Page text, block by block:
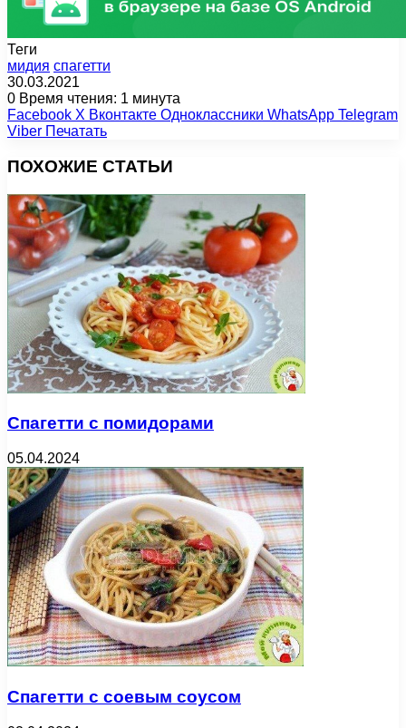
Теги
мидия спагетти
30.03.2021
0 Время чтения: 1 минута
Facebook X Вконтакте Одноклассники WhatsApp Telegram
Viber Печатать
ПОХОЖИЕ СТАТЬИ
Спагетти с помидорами
05.04.2024
Спагетти с соевым соусом